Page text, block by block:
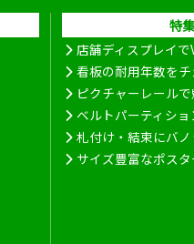
特
店舗ディスプレイで
看板の耐用年数をチ
ピクチャーレール
ベルトパーティシ
札付け・結束にバ
サイズ豊富なポス